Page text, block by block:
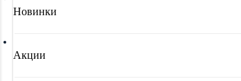
Новинки
Акции